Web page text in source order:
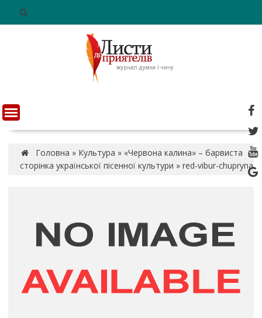
n
t
Головна » Культура » «Червона калина» – барвиста
сторінка української пісенної культури » red-vibur-chupryna